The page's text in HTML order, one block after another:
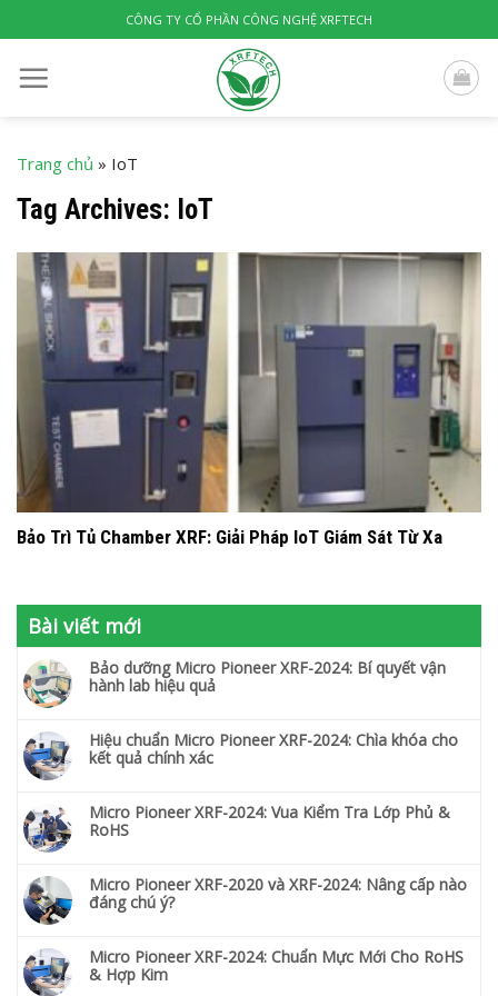
to
content
CÔNG TY CỔ PHẦN CÔNG NGHỆ XRFTECH
Trang chủ » IoT
Tag Archives: IoT
Bảo Trì Tủ Chamber XRF: Giải Pháp IoT Giám Sát Từ Xa
Bài viết mới
Bảo dưỡng Micro Pioneer XRF-2024: Bí quyết vận
hành lab hiệu quả
Hiệu chuẩn Micro Pioneer XRF-2024: Chìa khóa cho
kết quả chính xác
Micro Pioneer XRF-2024: Vua Kiểm Tra Lớp Phủ &
RoHS
Micro Pioneer XRF-2020 và XRF-2024: Nâng cấp nào
đáng chú ý?
Micro Pioneer XRF-2024: Chuẩn Mực Mới Cho RoHS
& Hợp Kim